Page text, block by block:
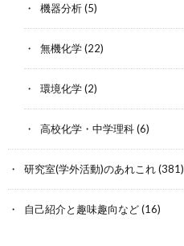
機器分析(5)
無機化学(22)
環境化学(2)
高校化学・中学理科(6)
研究室(学外活動)のあれこれ(381)
自己紹介と趣味趣向など(16)